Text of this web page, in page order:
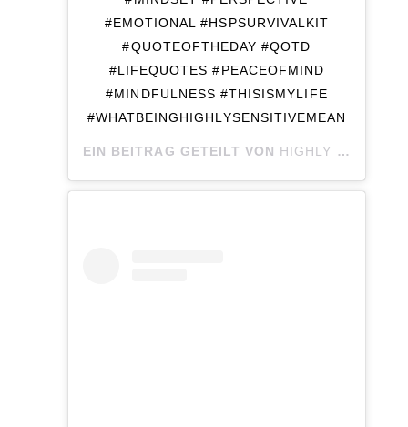
#EMOTIONAL #HSPSURVIVALKIT
#QUOTEOFTHEDAY #QOTD
#LIFEQUOTES #PEACEOFMIND
#MINDFULNESS #THISISMYLIFE
#WHATBEINGHIGHLYSENSITIVEMEAN
EIN BEITRAG GETEILT VON HIGHLY SENSITIVE SOUL